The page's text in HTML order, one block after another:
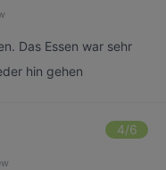
Das Essen war sehr
hin gehen
4/6